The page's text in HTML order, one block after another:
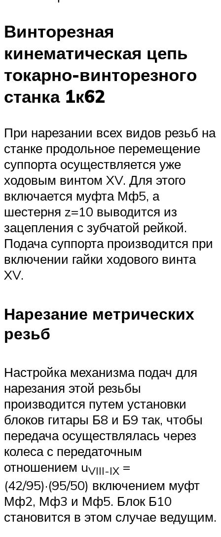
Винторезная
кинематическая цепь
токарно-винторезного
станка 1к62
При нарезании всех видов резьб на
станке продольное перемещение
суппорта осуществляется уже
ходовым винтом XV. Для этого
включается муфта Мф5, а
шестерня z=10 выводится из
зацепления с зубчатой рейкой.
Подача суппорта производится при
включении гайки ходового винта
XV.
Нарезание метрических
резьб
Настройка механизма подач для
нарезания этой резьбы
производится путем установки
блоков гитары Б8 и Б9 так, чтобы
передача осуществлялась через
колеса с передаточным
отношением uVIII-IX =
(42/95)·(95/50) включением муфт
Мф2, Мф3 и Мф5. Блок Б10
становится в этом случае ведущим.